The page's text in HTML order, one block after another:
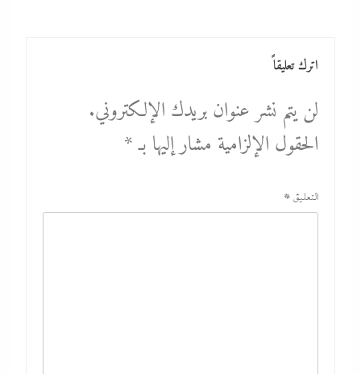
اترك تعليقاً
لن يتم نشر عنوان بريدك الإلكتروني.
الحقول الإلزامية مشار إليها بـ*
التعليق *